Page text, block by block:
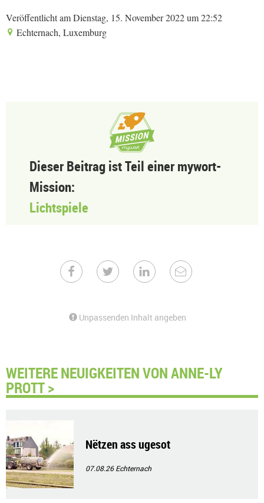
Veröffentlicht am Dienstag, 15. November 2022 um 22:52
Echternach, Luxemburg
Dieser Beitrag ist Teil einer mywort-
Mission:
Lichtspiele
Unpassenden Inhalt angeben
WEITERE NEUIGKEITEN VON ANNE-LY
PROTT >
Nëtzen ass ugesot
07.08.26Echternach